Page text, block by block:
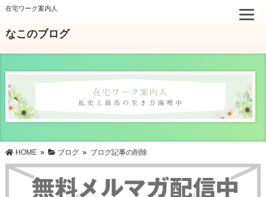
在宅ワーク案内人
なこのブログ
HOME» ブログ» ブログ記事の削除